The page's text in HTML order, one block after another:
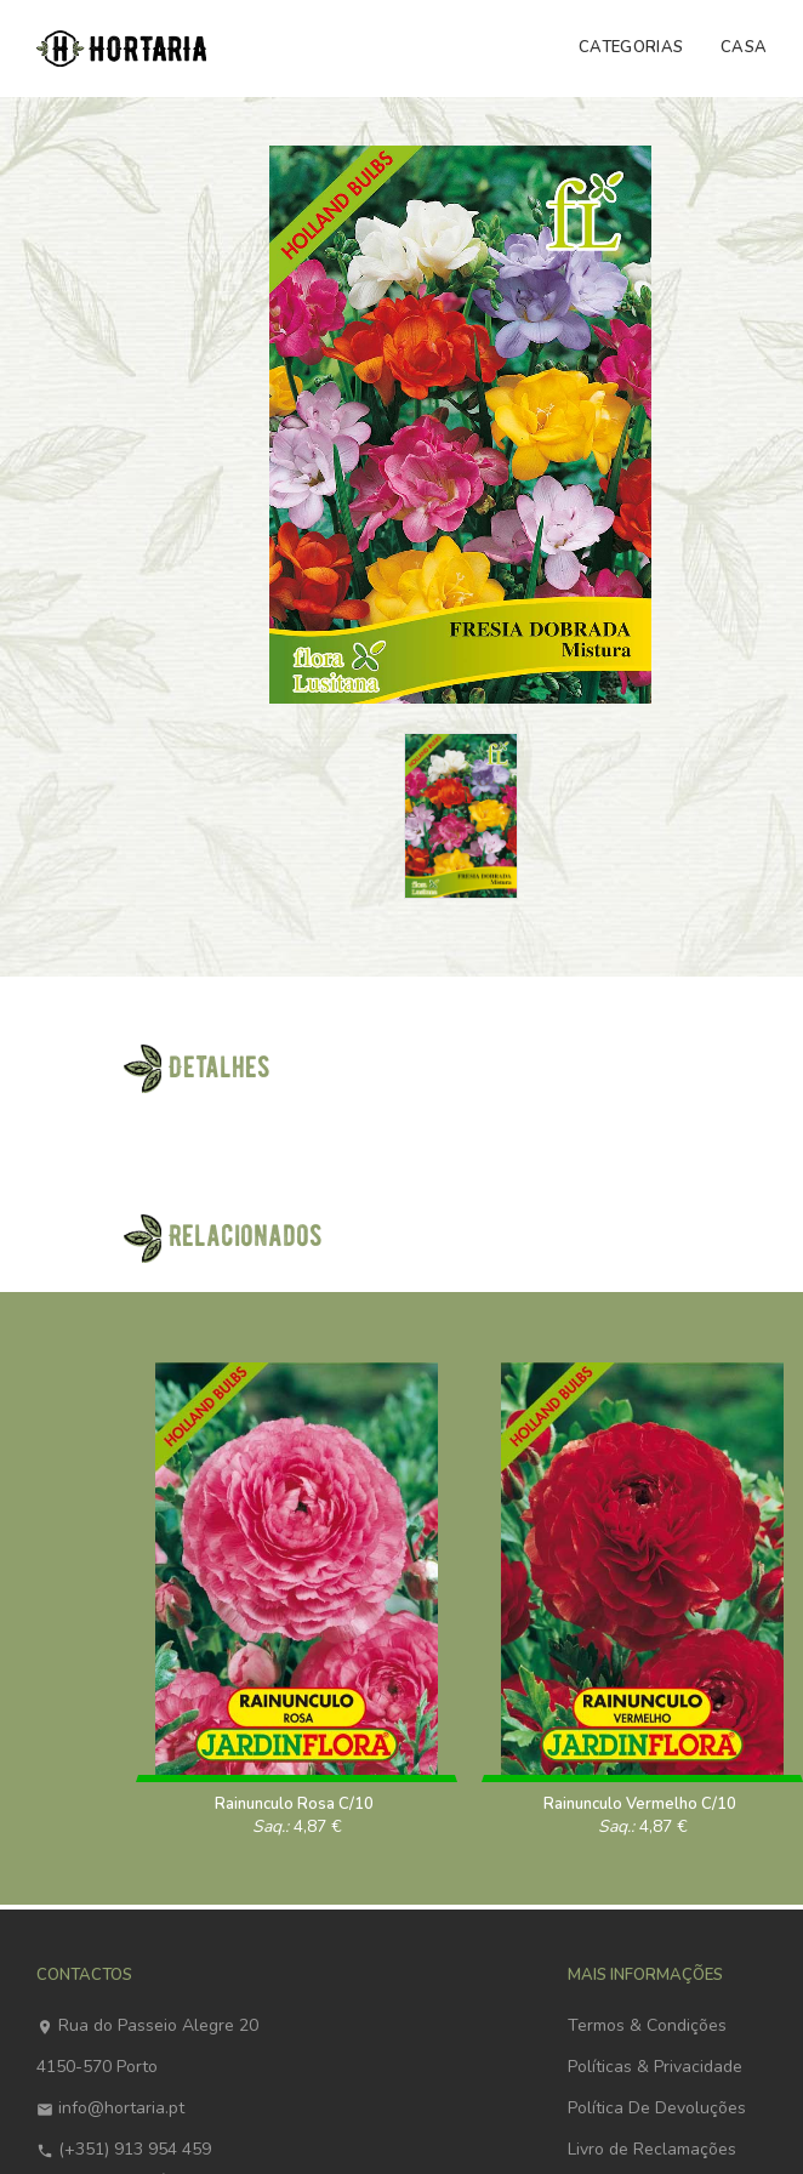
CATEGORIAS CASA
Detalhes
Relacionados
Rainunculo Rosa C/10
Saq.:4,87 €
Rainunculo Vermelho C/10
Saq.:4,87 €
CONTACTOS
Rua do Passeio Alegre 20
4150-570 Porto
info@hortaria.pt
(+351) 913 954 459
MAIS INFORMAÇÕES
Termos & Condições
Políticas & Privacidade
Política De Devoluções
Livro de Reclamações